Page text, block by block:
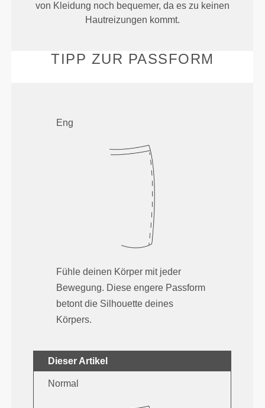
von Kleidung noch bequemer, da es zu keinen
Hautreizungen kommt.
TIPP ZUR PASSFORM
Eng
Fühle deinen Körper mit jeder
Bewegung. Diese engere Passform
betont die Silhouette deines
Körpers.
Dieser Artikel
Normal